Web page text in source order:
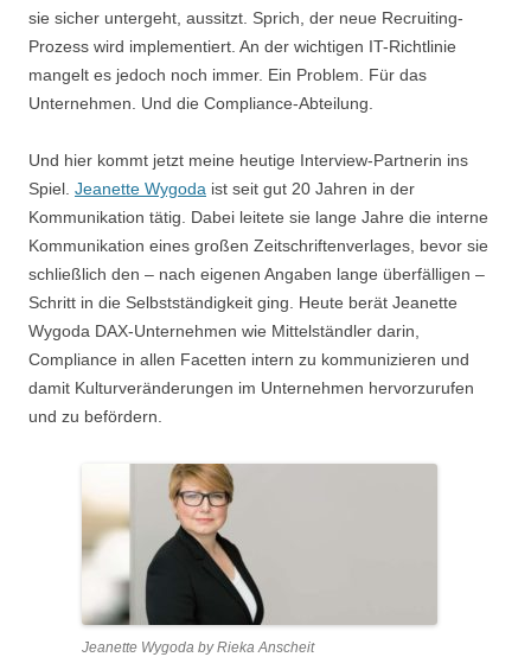
sie sicher untergeht, aussitzt. Sprich, der neue Recruiting-
Prozess wird implementiert. An der wichtigen IT-Richtlinie
mangelt es jedoch noch immer. Ein Problem. Für das
Unternehmen. Und die Compliance-Abteilung.
Und hier kommt jetzt meine heutige Interview-Partnerin ins
Spiel. Jeanette Wygoda ist seit gut 20 Jahren in der
Kommunikation tätig. Dabei leitete sie lange Jahre die interne
Kommunikation eines großen Zeitschriftenverlages, bevor sie
schließlich den – nach eigenen Angaben lange überfälligen –
Schritt in die Selbstständigkeit ging. Heute berät Jeanette
Wygoda DAX-Unternehmen wie Mittelständler darin,
Compliance in allen Facetten intern zu kommunizieren und
damit Kulturveränderungen im Unternehmen hervorzurufen
und zu befördern.
Jeanette Wygoda by Rieka Anscheit